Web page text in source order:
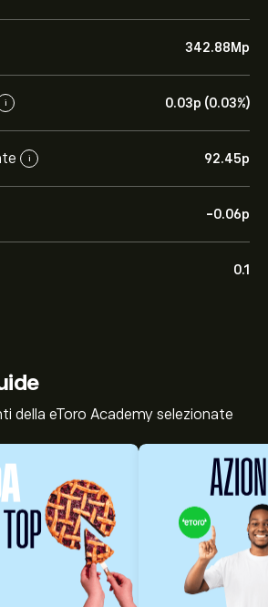
342.88M‎p‎
i 0.03‎p‎ (0.03%)
i 92.45‎p‎
-0.06‎p‎
0.1
della eToro Academy selezionate